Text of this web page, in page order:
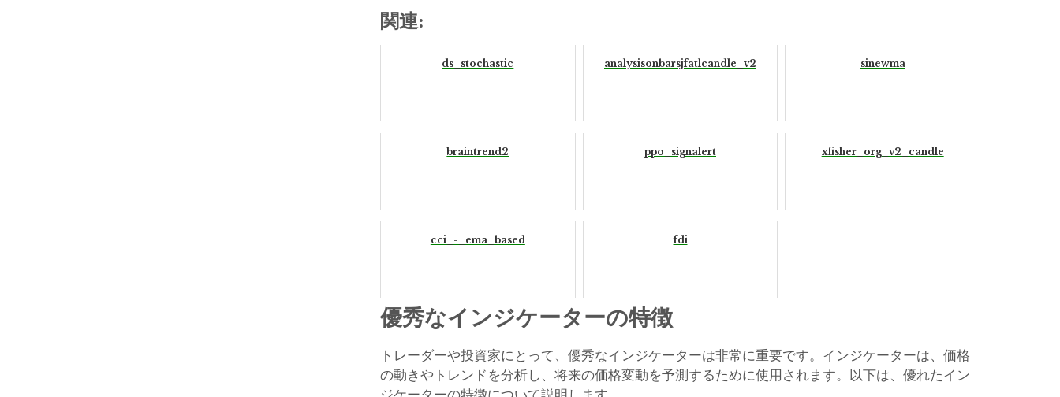
関連:
ds_stochastic analysisonbarsjfatlcandle_v2 sinewma
braintrend2 ppo_signalert xfisher_org_v2_candle
cci_-_ema_based fdi
優秀なインジケーターの特徴
トレーダーや投資家にとって、優秀なインジケーターは非常に重要です。インジケーターは、価格
の動きやトレンドを分析し、将来の価格変動を予測するために使用されます。以下は、優れたイン